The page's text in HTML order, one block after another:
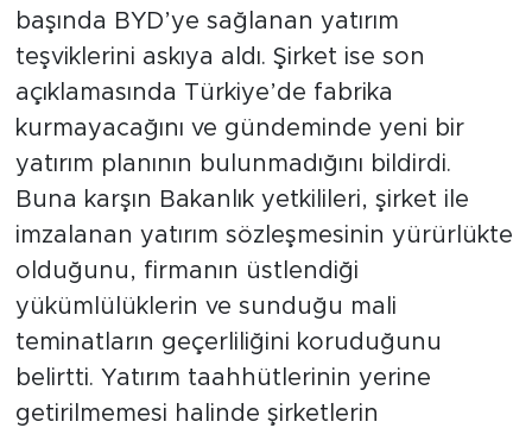
başında BYD’ye sağlanan yatırım
teşviklerini askıya aldı. Şirket ise son
açıklamasında Türkiye’de fabrika
kurmayacağını ve gündeminde yeni bir
yatırım planının bulunmadığını bildirdi.
Buna karşın Bakanlık yetkilileri, şirket ile
imzalanan yatırım sözleşmesinin yürürlükte
olduğunu, firmanın üstlendiği
yükümlülüklerin ve sunduğu mali
teminatların geçerliliğini koruduğunu
belirtti. Yatırım taahhütlerinin yerine
getirilmemesi halinde şirketlerin